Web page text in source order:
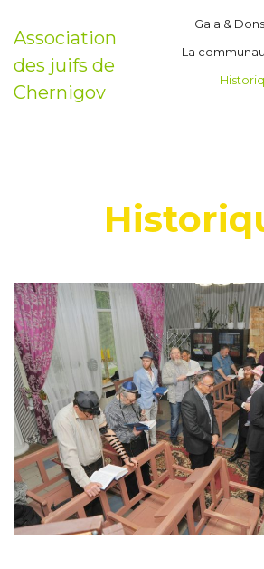
Association
des juifs de
Chernigov
Gala & Dons
La